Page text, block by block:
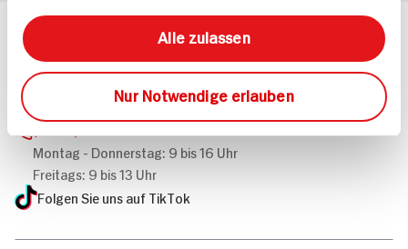
Alle zulassen
Nur Notwendige erlauben
Häufig gestellte Fragen
Mehr Informationen in unserem FAQ
Wir beantworten gerne Ihre Fragen
Montag - Donnerstag: 9 bis 16 Uhr
Freitags: 9 bis 13 Uhr
Folgen Sie uns auf TikTok